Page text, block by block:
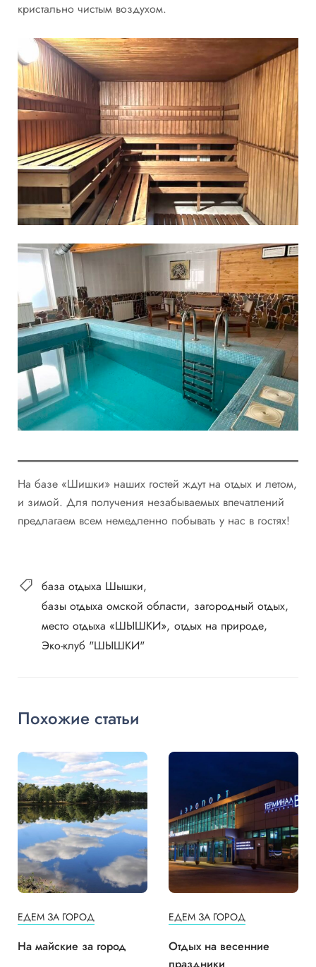
кристально чистым воздухом.
На базе «Шишки» наших гостей ждут на отдых и летом,
и зимой. Для получения незабываемых впечатлений
предлагаем всем немедленно побывать у нас в гостях!
база отдыха Шышки
базы отдыха омской области загородный отдых
место отдыха «ШЫШКИ» отдых на природе
Эко-клуб "ШЫШКИ"
Похожие статьи
ЕДЕМ ЗА ГОРОД
На майские за город
ЕДЕМ ЗА ГОРОД
Отдых на весенние
праздники